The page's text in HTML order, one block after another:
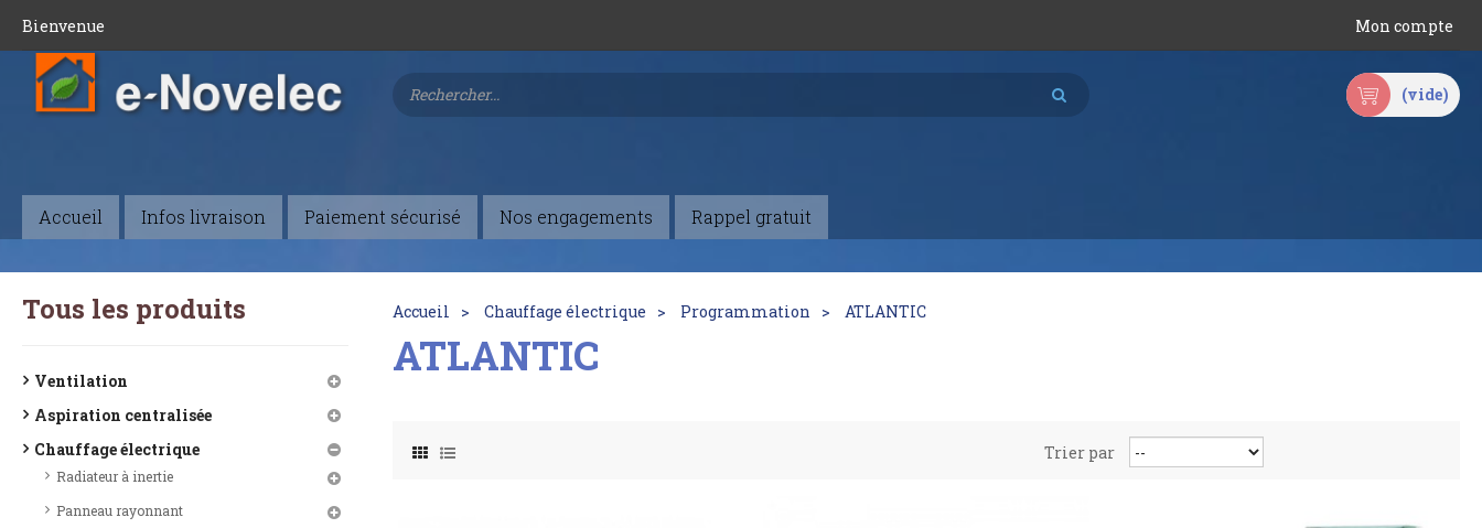
Bienvenue Mon compte
(vide)
Accueil Infos livraison Paiement sécurisé Nos engagements Rappel gratuit
Tous les produits
Ventilation
Aspiration centralisée
Chauffage électrique
Radiateur à inertie
Panneau rayonnant
Accueil Chauffage électrique Programmation ATLANTIC
ATLANTIC
Trier par